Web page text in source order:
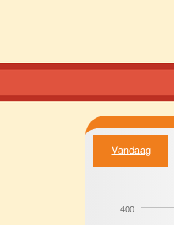
Vandaag
400